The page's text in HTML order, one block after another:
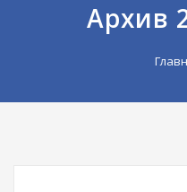
Архив